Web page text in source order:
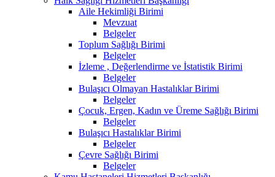
Aile Hekimliği Birimi
Mevzuat
Belgeler
Toplum Sağlığı Birimi
Belgeler
İzleme , Değerlendirme ve İstatistik Birimi
Belgeler
Bulaşıcı Olmayan Hastalıklar Birimi
Belgeler
Çocuk, Ergen, Kadın ve Üreme Sağlığı Birimi
Belgeler
Bulaşıcı Hastalıklar Birimi
Belgeler
Çevre Sağlığı Birimi
Belgeler